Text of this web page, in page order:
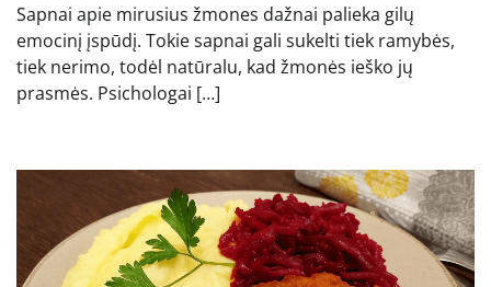
Sapnai apie mirusius žmones dažnai palieka gilų
emocinį įspūdį. Tokie sapnai gali sukelti tiek ramybės,
tiek nerimo, todėl natūralu, kad žmonės ieško jų
prasmės. Psichologai […]